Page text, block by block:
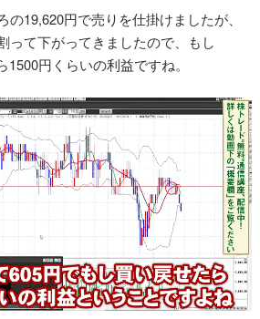
の19,620円で売りを仕掛けましたが、
って下がってきましたので、もし
円くらいの利益ですね。